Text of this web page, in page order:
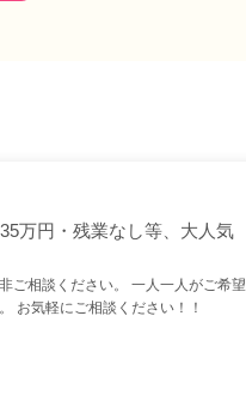
万円・残業なし等、大人気
ご相談ください。 一人一人がご希望
お気軽にご相談ください！！